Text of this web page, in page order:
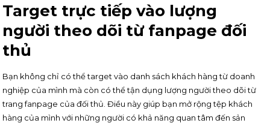
Target trực tiếp vào lượng
người theo dõi từ fanpage đối
thủ
Bạn không chỉ có thể target vào danh sách khách hàng từ doanh
nghiệp của mình mà còn có thể tận dụng lượng người theo dõi từ
trang fanpage của đối thủ. Điều này giúp bạn mở rộng tệp khách
hàng của mình với những người có khả năng quan tâm đến sản